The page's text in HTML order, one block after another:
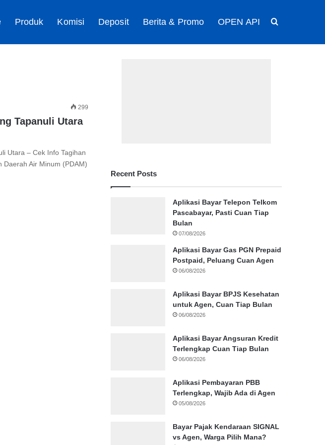
Produk Komisi Deposit Berita & Promo OPEN API
299
Tapanuli Utara
Utara – Cek Info Tagihan
Daerah Air Minum (PDAM)
Recent Posts
Aplikasi Bayar Telepon Telkom
Pascabayar, Pasti Cuan Tiap
Bulan
07/08/2026
Aplikasi Bayar Gas PGN Prepaid
Postpaid, Peluang Cuan Agen
06/08/2026
Aplikasi Bayar BPJS Kesehatan
untuk Agen, Cuan Tiap Bulan
06/08/2026
Aplikasi Bayar Angsuran Kredit
Terlengkap Cuan Tiap Bulan
06/08/2026
Aplikasi Pembayaran PBB
Terlengkap, Wajib Ada di Agen
05/08/2026
Bayar Pajak Kendaraan SIGNAL
vs Agen, Warga Pilih Mana?